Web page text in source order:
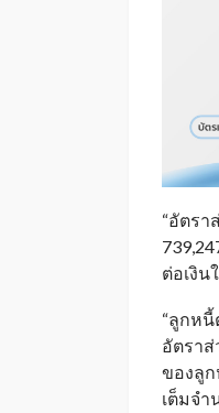
“อัตรา
ต่อเงิน
“ลูกห
อัตราส่
ของลู
เต็มจ